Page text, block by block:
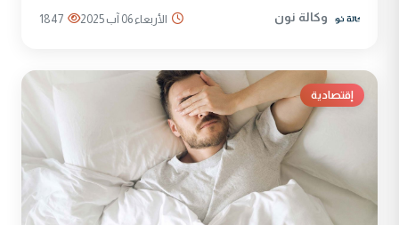
وكالة نون الأربعاء 06 آب 2025 1847
إقتصادية